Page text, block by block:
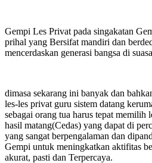
Gempi Les Privat pada singakatan
prihal yang Bersifat mandiri dan
mencerdaskan generasi bangsa di
dimasa sekarang ini banyak dan
les-les privat guru sistem datang
sebagai orang tua harus tepat memilih
hasil matang(Cedas) yang dapat di
yang sangat berpengalaman dan
Gempi untuk meningkatkan aktifitas
akurat, pasti dan Terpercaya.